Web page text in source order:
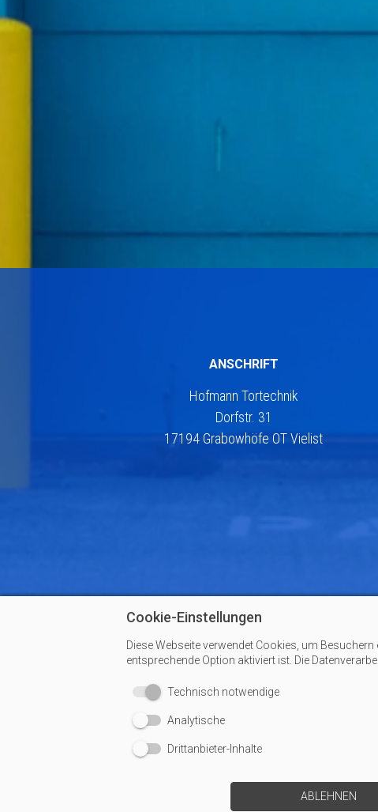
ANSCHRIFT
Hofmann Tortechnik
Dorfstr. 31
17194 Grabowhöfe OT Vielist
Cookie-Einstellungen
Diese Webseite verwendet Cookies, um
entsprechende Option aktiviert ist. Die
Technisch notwendige
Analytische
Drittanbieter-Inhalte
ABLEHNEN